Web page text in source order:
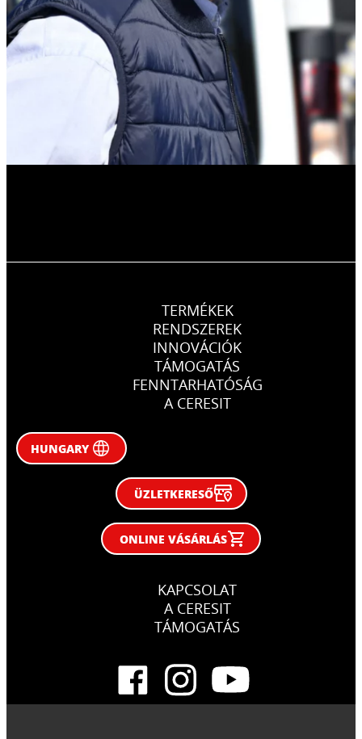
TERMÉKEK
RENDSZEREK
INNOVÁCIÓK
TÁMOGATÁS
FENNTARHATÓSÁG
A CERESIT
HUNGARY
ÜZLETKERESŐ
ONLINE VÁSÁRLÁS
KAPCSOLAT
A CERESIT
TÁMOGATÁS